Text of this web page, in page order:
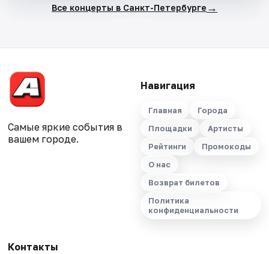
Все концерты в Санкт-Петербурге →
Самые яркие события в
вашем городе.
Навигация
Главная
Города
Площадки
Артисты
Рейтинги
Промокоды
О нас
Возврат билетов
Политика
конфиденциальности
Контакты